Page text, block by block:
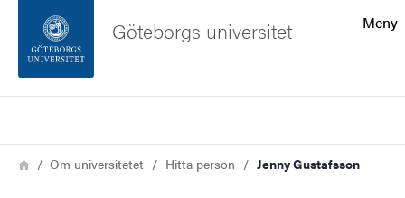
Sidfoten
Meny
Göteborgs universitet
Länkstig
HemOm universitetet Hitta person Jenny Gustafsson